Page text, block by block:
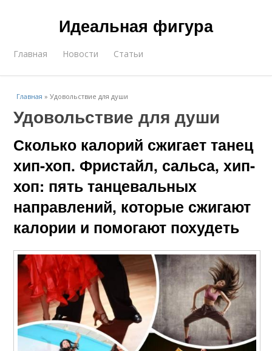
Идеальная фигура
Главная Новости Статьи
Главная »Удовольствие для души
Удовольствие для души
Сколько калорий сжигает танец
хип-хоп. Фристайл, сальса, хип-
хоп: пять танцевальных
направлений, которые сжигают
калории и помогают похудеть